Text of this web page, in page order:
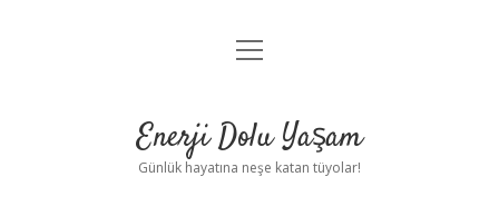
Anasayfa
Yasal Uyarı
menüyü
Enerji Dolu Yaşam
Günlük hayatına neşe katan tüyolar!